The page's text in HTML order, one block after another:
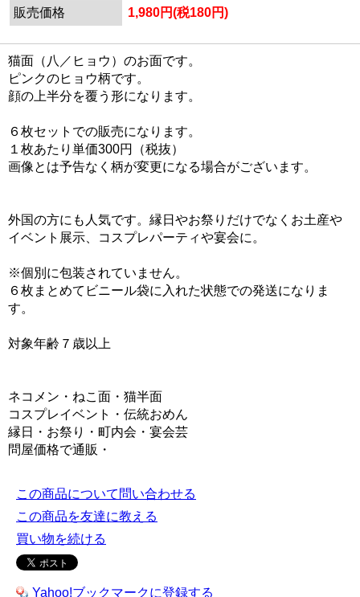
販売価格 1,980円(税180円)
猫面（八／ヒョウ）のお面です。
ピンクのヒョウ柄です。
顔の上半分を覆う形になります。
６枚セットでの販売になります。
１枚あたり単価300円（税抜）
画像とは予告なく柄が変更になる場合がございます。
外国の方にも人気です。縁日やお祭りだけでなくお土産や
イベント展示、コスプレパーティや宴会に。
※個別に包装されていません。
６枚まとめてビニール袋に入れた状態での発送になりま
す。
対象年齢７歳以上
ネコメン・ねこ面・猫半面
コスプレイベント・伝統おめん
縁日・お祭り・町内会・宴会芸
問屋価格で通販・
この商品について問い合わせる
この商品を友達に教える
買い物を続ける
Yahoo!ブックマークに登録する